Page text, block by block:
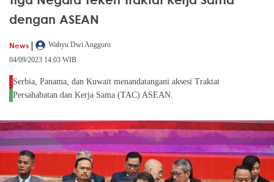
dengan ASEAN
News |
Wahyu Dwi Anggoro
04/09/2023 14:03 WIB
Serbia, Panama, dan Kuwait menandatangani aksesi Traktat
Persahabatan dan Kerja Sama (TAC) ASEAN.